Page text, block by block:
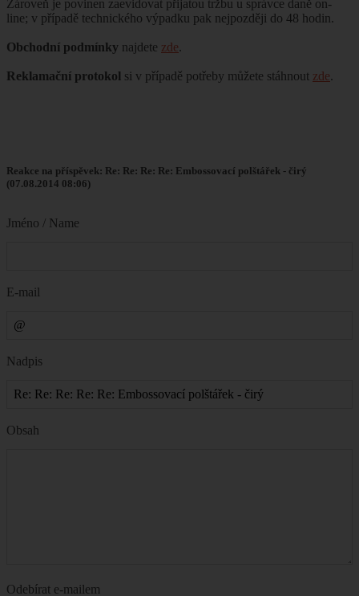
Zároveň je povinen zaevidovat přijatou tržbu u správce daně on-
line; v případě technického výpadku pak nejpozději do 48 hodin.
Obchodní podmínky najdete zde.
Reklamační protokol si v případě potřeby můžete stáhnout zde.
Reakce na příspěvek: Re: Re: Re: Re: Embossovací polštářek - čirý
(07.08.2014 08:06)
Jméno / Name
E-mail
Nadpis
Obsah
Odebírat e-mailem